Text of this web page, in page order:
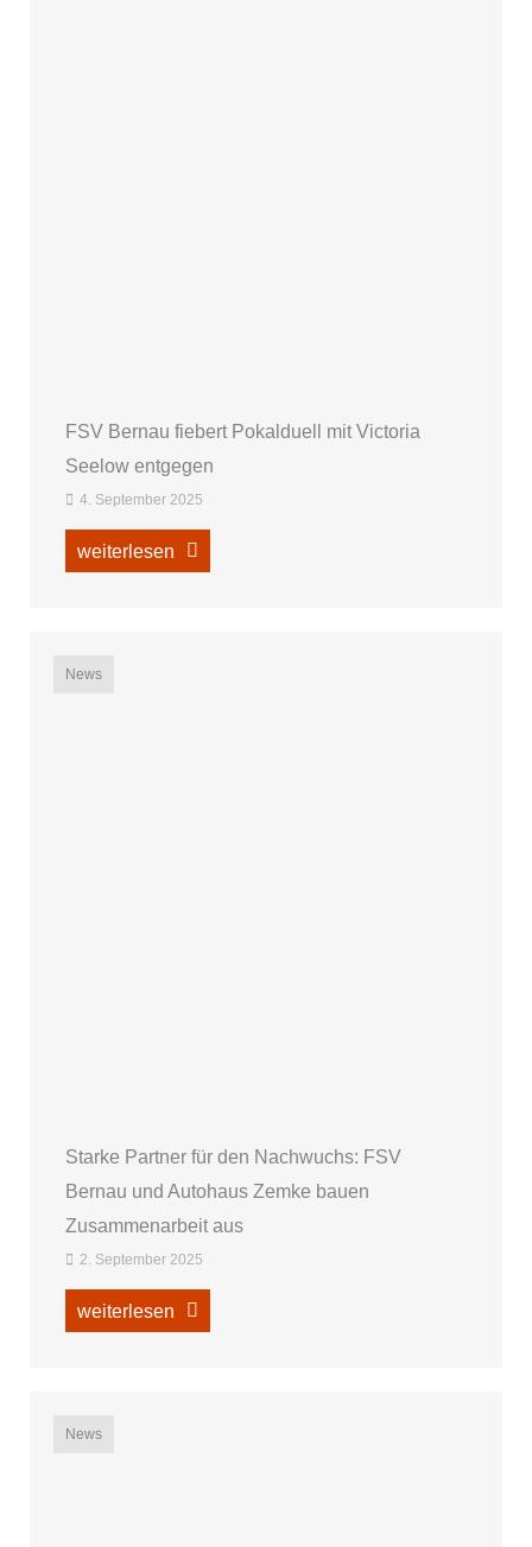
FSV Bernau fiebert Pokalduell mit Victoria
Seelow entgegen
4. September 2025
weiterlesen
News
Starke Partner für den Nachwuchs: FSV
Bernau und Autohaus Zemke bauen
Zusammenarbeit aus
2. September 2025
weiterlesen
News